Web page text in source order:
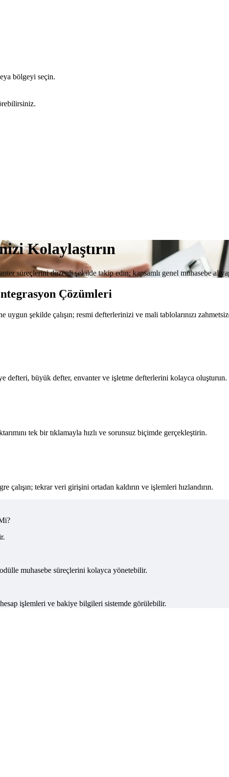
bölgeyi seçin.
Kolaylaştırın
süreçlerini düzenli şekilde takip edin; kapsamlı genel muhasebe
Çözümleri
şekilde çalışın; resmi defterlerinizi ve mali tablolarınızı
defteri, büyük defter, envanter ve işletme defterlerini kolayca oluşturun.
tek bir tıklamayla hızlı ve sorunsuz biçimde gerçekleştirin.
çalışın; tekrar veri girişini ortadan kaldırın ve işlemleri hızlandırın.
muhasebe süreçlerini kolayca yönetebilir.
işlemleri ve bakiye bilgileri sistemde görülebilir.